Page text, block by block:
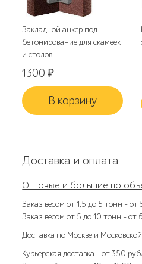
Закладной анкер под
бетонирование для скамеек
и столов
1300₽
В корзину
Доставка и оплата
Оптовые и большие по
Заказ весом от 1,5 до 5 тонн –
Заказ весом от 5 до 10 тонн – от
Доставка по Москве и
Курьерская доставка – от 350